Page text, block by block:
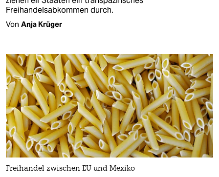
Freihandelsabkommen durch.
Von Anja Krüger
Freihandel zwischen EU und Mexiko